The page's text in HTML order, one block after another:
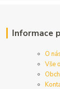
Informace
O
Vše